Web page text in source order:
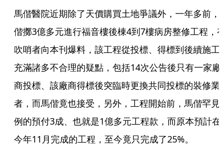
馬偕醫院近期除了天價購買土地爭議外，一年多前，
偕擲3億多元進行福音樓後棟4到7樓病房整修工程，
吹哨者向本刊爆料，該工程從投標、得標到後續施工
充滿諸多不合理的疑點，包括14次公告後只有一家廠
商投標、該廠商得標後突臨時更換共同投標的裝修業
者，而馬偕竟也接受，另外，工程開始前，馬偕罕見
例的預付3成、也就是1億多元工程款，而原本預計在
今年11月完成的工程，至今竟只完成了25%。